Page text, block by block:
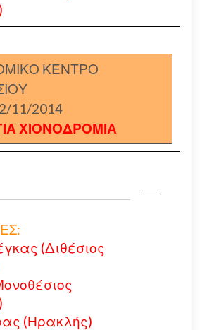
ΚΕΝΤΡΟ
11/2014
ΧΙΟΝΟΔΡΟΜΙΑ
(Διθέσιος
(Ηρακλής)